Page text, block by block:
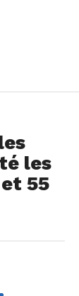
les
55